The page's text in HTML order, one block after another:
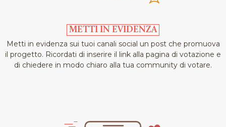
METTI IN EVIDENZA
Metti in evidenza sui tuoi canali social un post che promuova
il progetto. Ricordati di inserire il link alla pagina di votazione e
di chiedere in modo chiaro alla tua community di votare.